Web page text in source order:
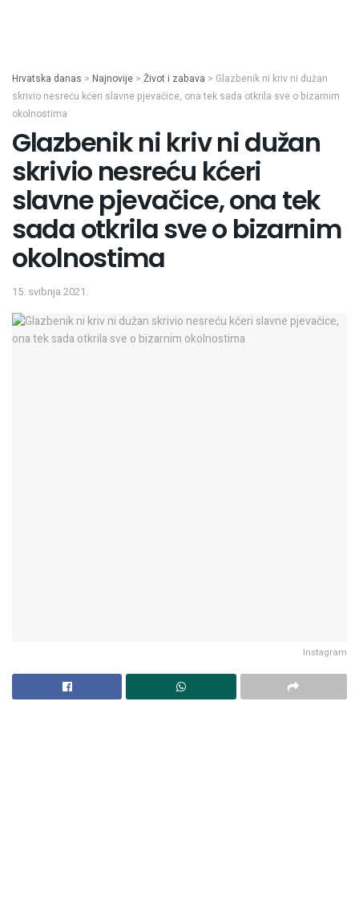
Hrvatska danas > Najnovije > Život i zabava > Glazbenik ni kriv ni dužan
skrivio nesreću kćeri slavne pjevačice, ona tek sada otkrila sve o bizarnim
okolnostima
Glazbenik ni kriv ni dužan
skrivio nesreću kćeri
slavne pjevačice, ona tek
sada otkrila sve o bizarnim
okolnostima
15. svibnja 2021.
Instagram